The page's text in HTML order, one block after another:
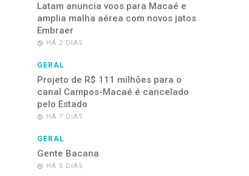
Latam anuncia voos para Macaé e
amplia malha aérea com novos jatos
Embraer
HÁ 2 DIAS
GERAL
Projeto de R$ 111 milhões para o
canal Campos-Macaé é cancelado
pelo Estado
HÁ 7 DIAS
GERAL
Gente Bacana
HÁ 5 DIAS